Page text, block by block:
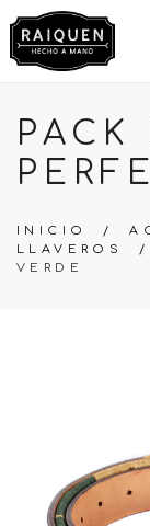
PACK
INICIO /
LLAVEROS
VERDE